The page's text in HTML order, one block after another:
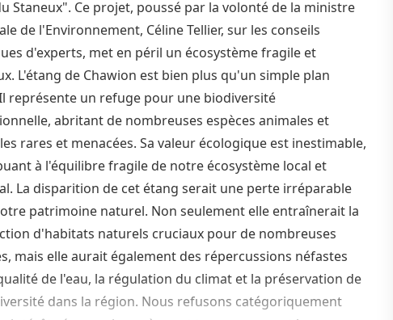
Staneux". Ce projet, poussé par la volonté de la ministre
de l'Environnement, Céline Tellier, sur les conseils
d'experts, met en péril un écosystème fragile et
L'étang de Chawion est bien plus qu'un simple plan
représente un refuge pour une biodiversité
abritant de nombreuses espèces animales et
rares et menacées. Sa valeur écologique est inestimable,
à l'équilibre fragile de notre écosystème local et
La disparition de cet étang serait une perte irréparable
patrimoine naturel. Non seulement elle entraînerait la
d'habitats naturels cruciaux pour de nombreuses
mais elle aurait également des répercussions néfastes
de l'eau, la régulation du climat et la préservation de
dans la région. Nous refusons catégoriquement